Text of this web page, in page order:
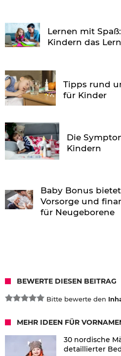
Lernen mit
Kindern das
Tipps rund
für Kinder
Die
Kindern
Baby Bonus
Vorsorge und
für Neugeborene
BEWERTE DIESEN BEITRAG
Bitte bewerte den
MEHR IDEEN FÜR
30 nordische
detaillierter